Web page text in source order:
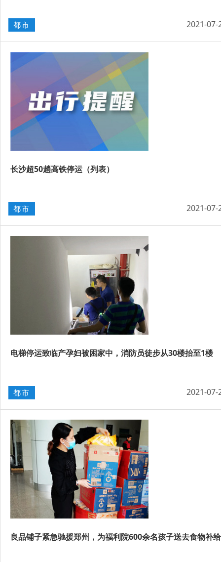
都市 2021-07-
长沙超50趟高铁停运（列表）
都市 2021-07-
电梯停运致临产孕妇被困家中，消防员徒步从30楼抬至1楼
都市 2021-07-
良品铺子紧急驰援郑州，为福利院600余名孩子送去食物补给